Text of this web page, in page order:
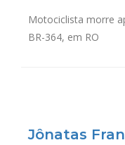
Motociclista morre
BR-364, em RO
Jônatas